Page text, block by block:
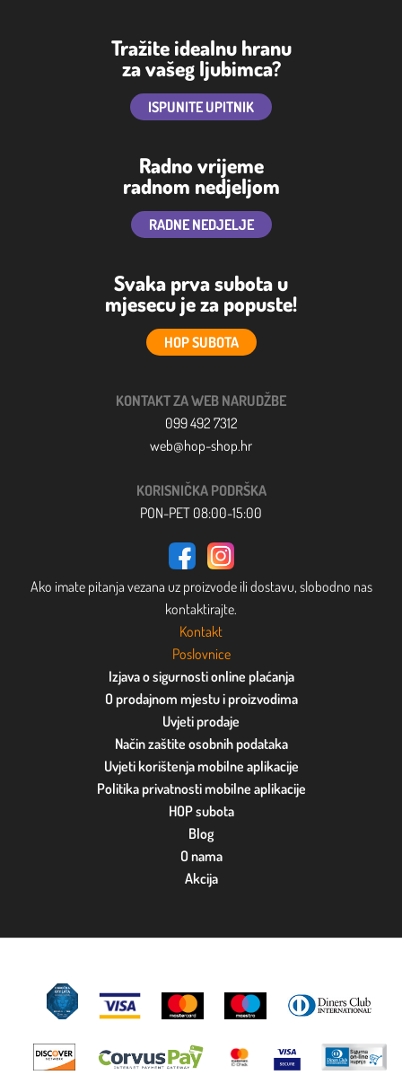
Tražite idealnu hranu
za vašeg ljubimca?
ISPUNITE UPITNIK
Radno vrijeme
radnom nedjeljom
RADNE NEDJELJE
Svaka prva subota u
mjesecu je za popuste!
HOP SUBOTA
KONTAKT ZA WEB NARUDŽBE
099 492 7312
web@hop-shop.hr
KORISNIČKA PODRŠKA
PON-PET 08:00-15:00
Ako imate pitanja vezana uz proizvode ili dostavu, slobodno nas
kontaktirajte.
Kontakt
Poslovnice
Izjava o sigurnosti online plaćanja
O prodajnom mjestu i proizvodima
Uvjeti prodaje
Način zaštite osobnih podataka
Uvjeti korištenja mobilne aplikacije
Politika privatnosti mobilne aplikacije
HOP subota
Blog
O nama
Akcija